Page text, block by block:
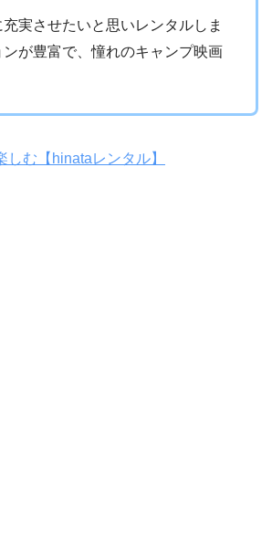
実させたいと思いレンタルしま
ンが豊富で、憧れのキャンプ映画
む【hinataレンタル】